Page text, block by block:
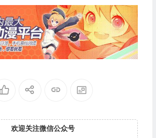
欢迎关注微信公众号